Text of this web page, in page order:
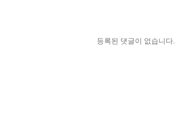
등록된 댓글이 없습니다.